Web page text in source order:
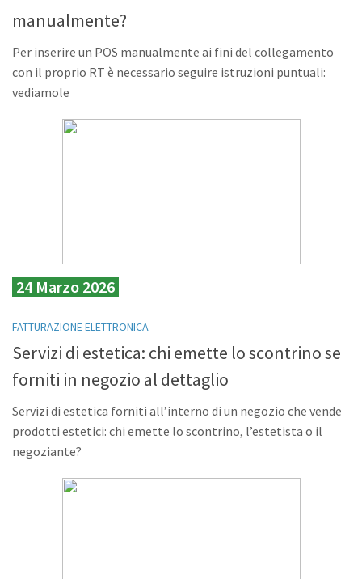
manualmente?
Per inserire un POS manualmente ai fini del collegamento
con il proprio RT è necessario seguire istruzioni puntuali:
vediamole
24 Marzo 2026
FATTURAZIONE ELETTRONICA
Servizi di estetica: chi emette lo scontrino se
forniti in negozio al dettaglio
Servizi di estetica forniti all’interno di un negozio che vende
prodotti estetici: chi emette lo scontrino, l’estetista o il
negoziante?